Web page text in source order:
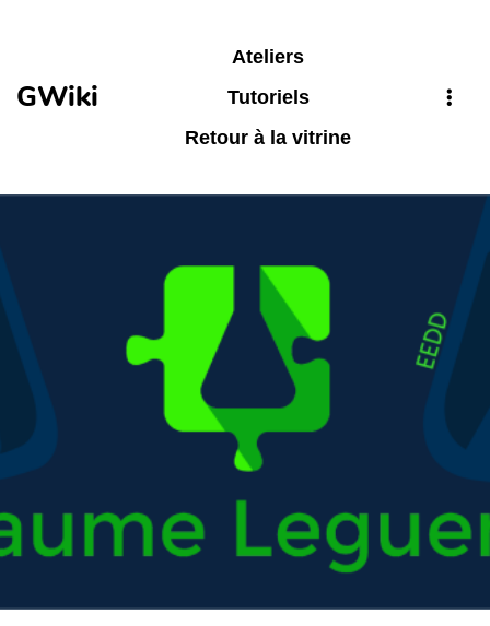
GWiki
Ateliers
Tutoriels
Retour à la vitrine